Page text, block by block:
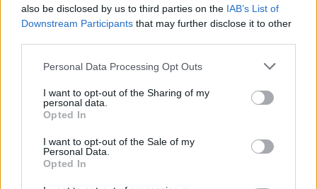
also be disclosed by us to third parties on the IAB’s List of
Downstream Participants that may further disclose it to other
Personal Data Processing Opt Outs
I want to opt-out of the Sharing of my
personal data.
Opted In
I want to opt-out of the Sale of my
Personal Data.
Opted In
Esim for Global | Esim for Europe
Esim for Caribbean